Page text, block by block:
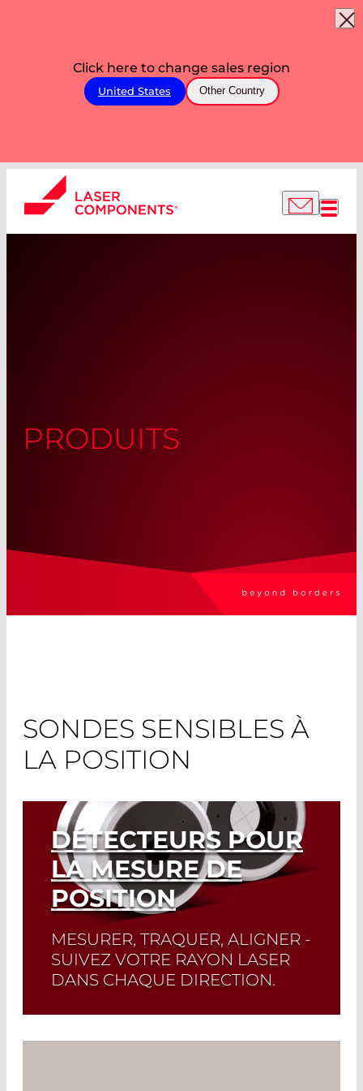
Click here to change sales region
United States Other Country
PRODUITS
SONDES SENSIBLES À
LA POSITION
DÉTECTEURS POUR
LA MESURE DE
POSITION
MESURER, TRAQUER, ALIGNER -
SUIVEZ VOTRE RAYON LASER
DANS CHAQUE DIRECTION.
Read More